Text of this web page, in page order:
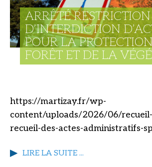
ARRÊTÉ
D’INTERDICTION
POUR LA
FORÊT ET DE LA
https://martizay.fr/wp-
content/uploads/2026/06/
recueil-des-actes-administratifs-
LIRE LA SUITE ...